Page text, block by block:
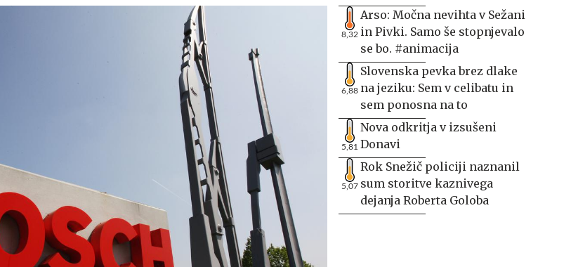
8,32
Arso: Močna nevihta v Sežani
in Pivki. Samo še stopnjevalo
se bo. #animacija
6,88
Slovenska pevka brez dlake
na jeziku: Sem v celibatu in
sem ponosna na to
5,81
Nova odkritja v izsušeni
Donavi
5,07
Rok Snežič policiji naznanil
sum storitve kaznivega
dejanja Roberta Goloba